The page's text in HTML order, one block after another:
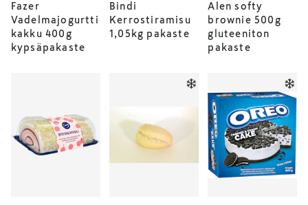
Fazer
Vadelmajogurtti
kakku 400g
kypsäpakaste
Bindi
Kerrostiramisu
1,05kg pakaste
Alen softy
brownie 500g
gluteeniton
pakaste